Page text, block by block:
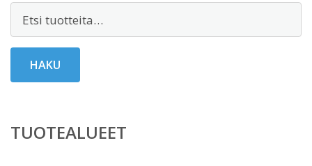
HAKU
TUOTEALUEET